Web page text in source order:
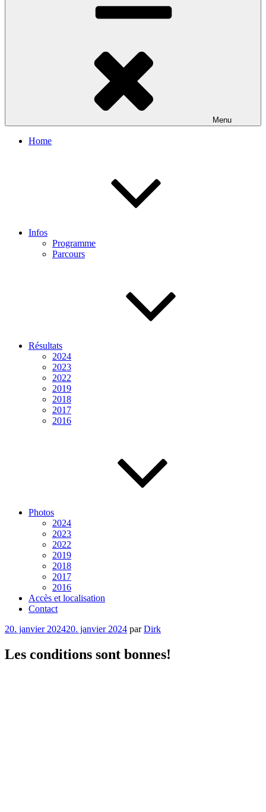
Menu
Home
Infos
Programme
Parcours
Résultats
2024
2023
2022
2019
2018
2017
2016
Photos
2024
2023
2022
2019
2018
2017
2016
Accès et localisation
Contact
Publié
20. janvier 202420. janvier 2024 parDirk
Les conditions sont bonnes!